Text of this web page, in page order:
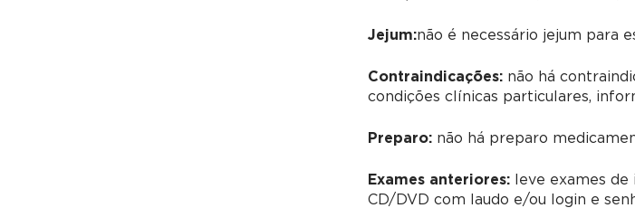
Jejum:não é necessário jejum para
Contraindicações:não há
condições clínicas particulares,
Preparo: não há preparo
Exames anteriores:leve exames de
CD/DVD com laudo e/ou login e